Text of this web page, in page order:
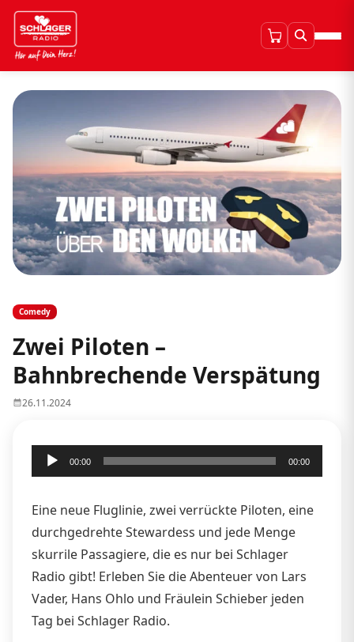
Comedy
Zwei Piloten –
Bahnbrechende Verspätung
26.11.2024
Audio-
Player
00:00 00:00
Eine neue Fluglinie, zwei verrückte Piloten, eine
durchgedrehte Stewardess und jede Menge
skurrile Passagiere, die es nur bei Schlager
Radio gibt! Erleben Sie die Abenteuer von Lars
Vader, Hans Ohlo und Fräulein Schieber jeden
Tag bei Schlager Radio.